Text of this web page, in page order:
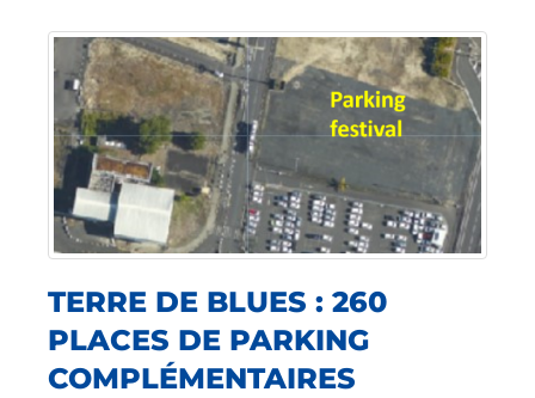
TERRE DE BLUES : 260
PLACES DE PARKING
COMPLÉMENTAIRES